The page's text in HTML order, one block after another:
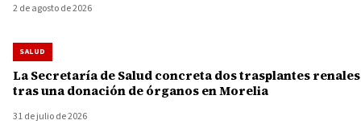
2 de agosto de 2026
SALUD
La Secretaría de Salud concreta dos trasplantes renales
tras una donación de órganos en Morelia
31 de julio de 2026